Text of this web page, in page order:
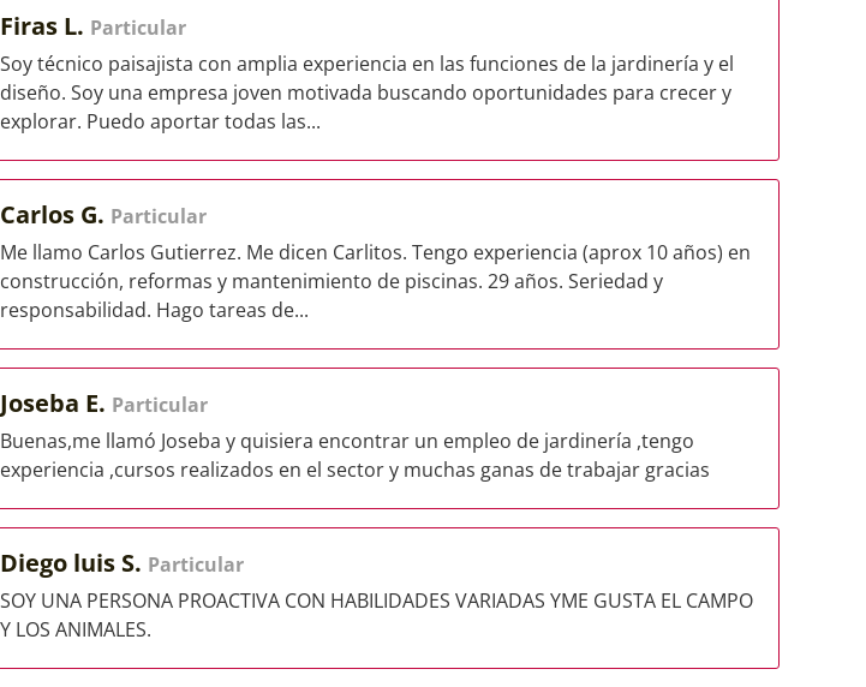
Firas L. Particular
Soy técnico paisajista con amplia experiencia en las funciones de la jardinería y el
diseño. Soy una empresa joven motivada buscando oportunidades para crecer y
explorar. Puedo aportar todas las...
Carlos G. Particular
Me llamo Carlos Gutierrez. Me dicen Carlitos. Tengo experiencia (aprox 10 años) en
construcción, reformas y mantenimiento de piscinas. 29 años. Seriedad y
responsabilidad. Hago tareas de...
Joseba E. Particular
Buenas,me llamó Joseba y quisiera encontrar un empleo de jardinería ,tengo
experiencia ,cursos realizados en el sector y muchas ganas de trabajar gracias
Diego luis S. Particular
SOY UNA PERSONA PROACTIVA CON HABILIDADES VARIADAS YME GUSTA EL CAMPO
Y LOS ANIMALES.